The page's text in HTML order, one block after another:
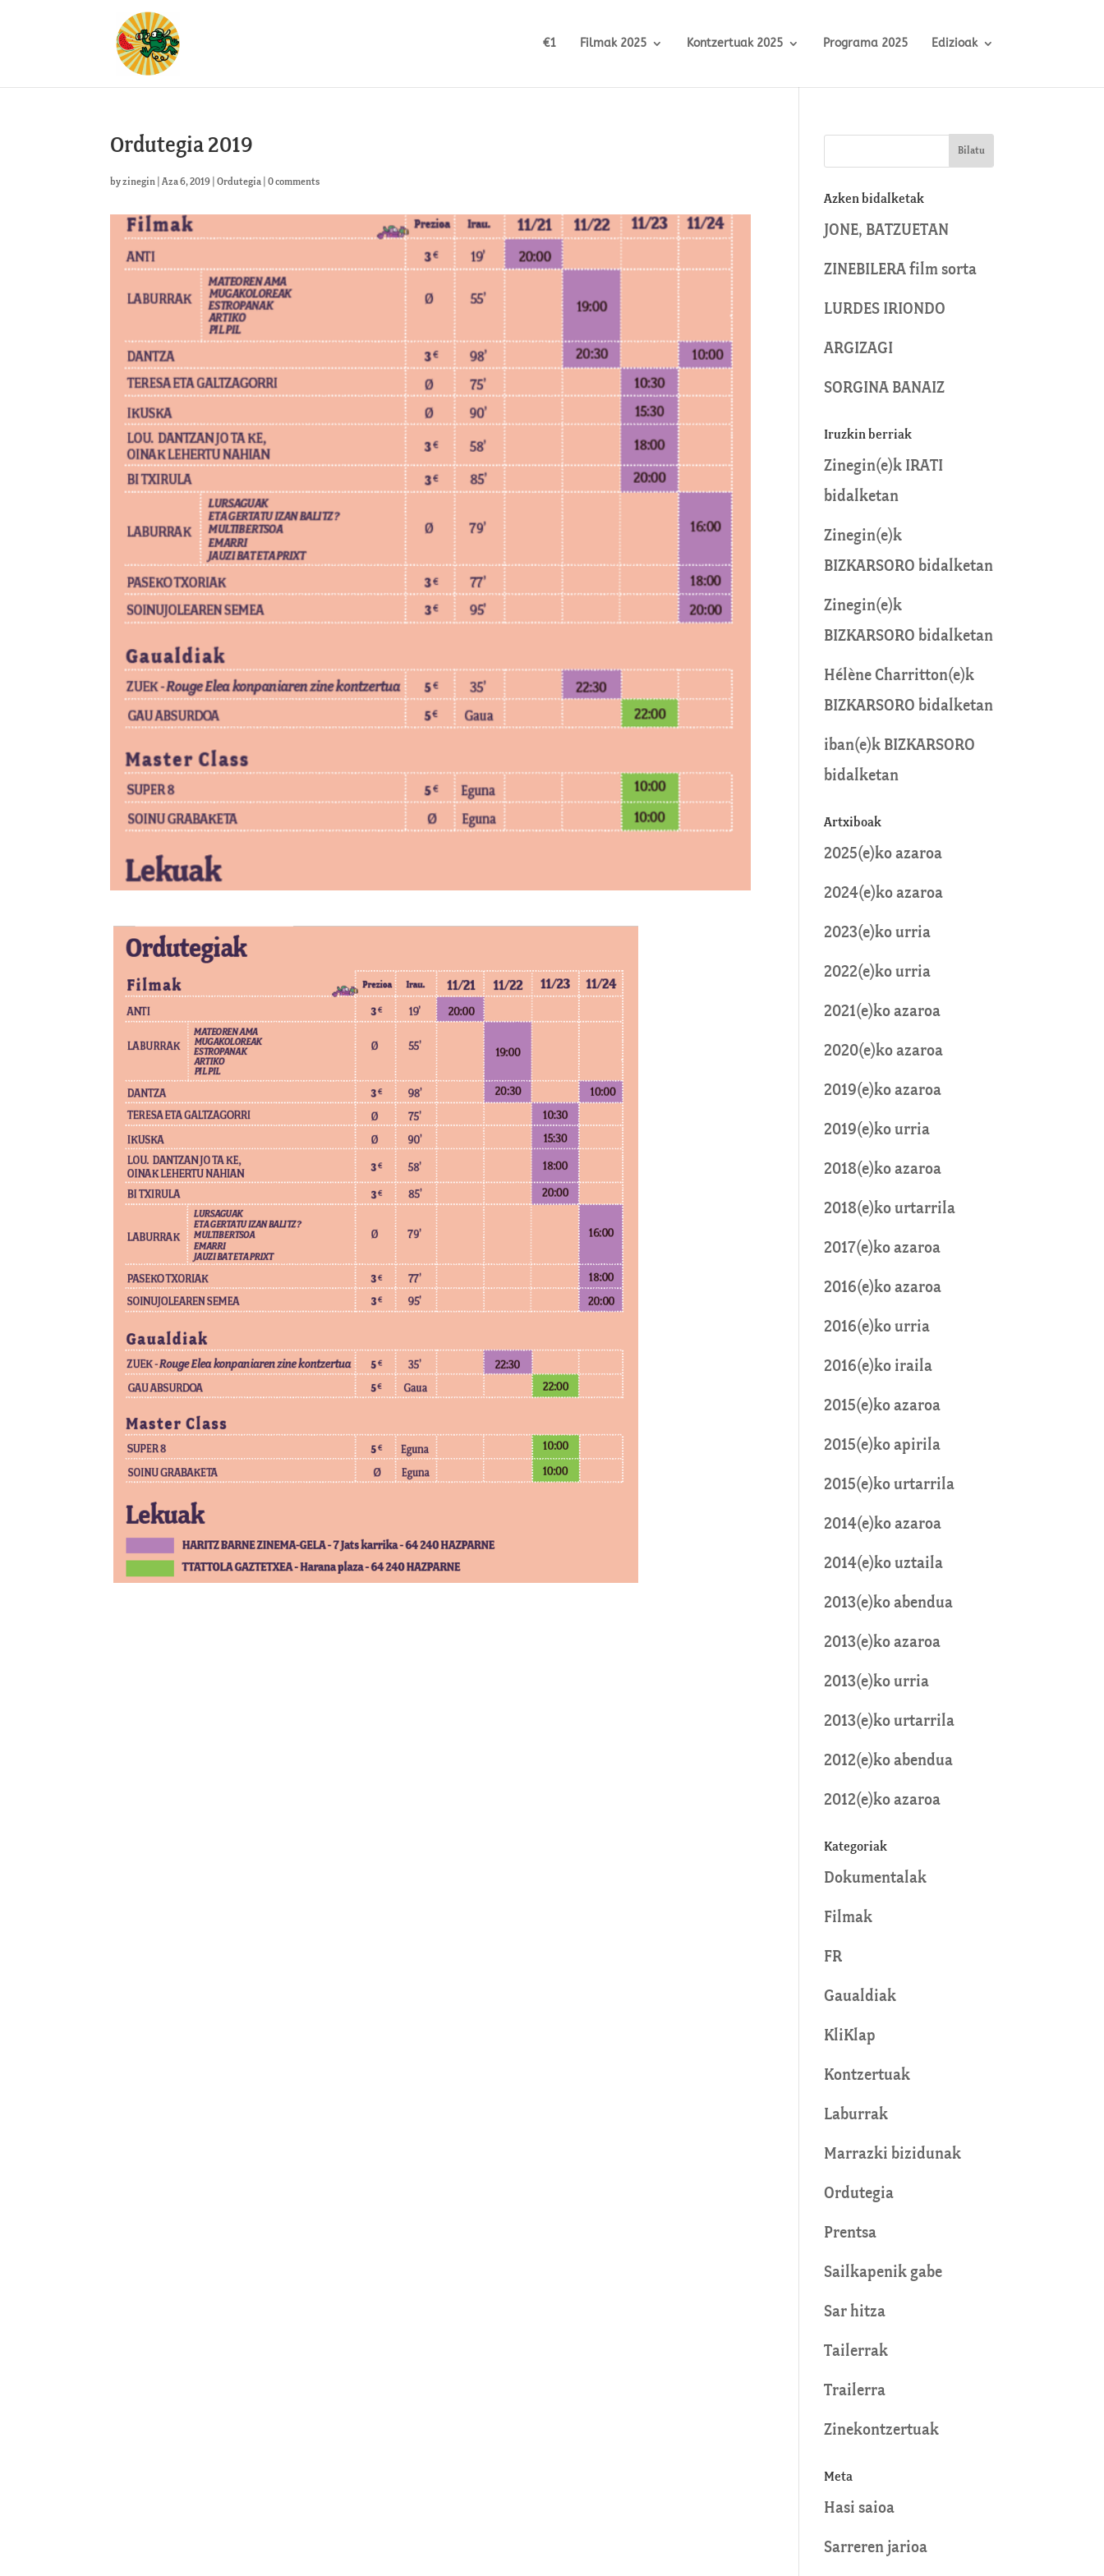
€1 Filmak 2025 Kontzertuak 2025 Programa 2025 Edizioak
Ordutegia 2019
byzinegin |Aza 6, 2019 |Ordutegia |0 comments
Azken bidalketak
JONE, BATZUETAN
ZINEBILERA film sorta
LURDES IRIONDO
ARGIZAGI
SORGINA BANAIZ
Iruzkin berriak
Zinegin(e)k IRATI
bidalketan
Zinegin(e)k
BIZKARSORO bidalketan
Zinegin(e)k
BIZKARSORO bidalketan
Hélène Charritton(e)k
BIZKARSORO bidalketan
iban(e)k BIZKARSORO
bidalketan
Artxiboak
2025(e)ko azaroa
2024(e)ko azaroa
2023(e)ko urria
2022(e)ko urria
2021(e)ko azaroa
2020(e)ko azaroa
2019(e)ko azaroa
2019(e)ko urria
2018(e)ko azaroa
2018(e)ko urtarrila
2017(e)ko azaroa
2016(e)ko azaroa
2016(e)ko urria
2016(e)ko iraila
2015(e)ko azaroa
2015(e)ko apirila
2015(e)ko urtarrila
2014(e)ko azaroa
2014(e)ko uztaila
2013(e)ko abendua
2013(e)ko azaroa
2013(e)ko urria
2013(e)ko urtarrila
2012(e)ko abendua
2012(e)ko azaroa
Kategoriak
Dokumentalak
Filmak
FR
Gaualdiak
KliKlap
Kontzertuak
Laburrak
Marrazki bizidunak
Ordutegia
Prentsa
Sailkapenik gabe
Sar hitza
Tailerrak
Trailerra
Zinekontzertuak
Meta
Hasi saioa
Sarreren jarioa